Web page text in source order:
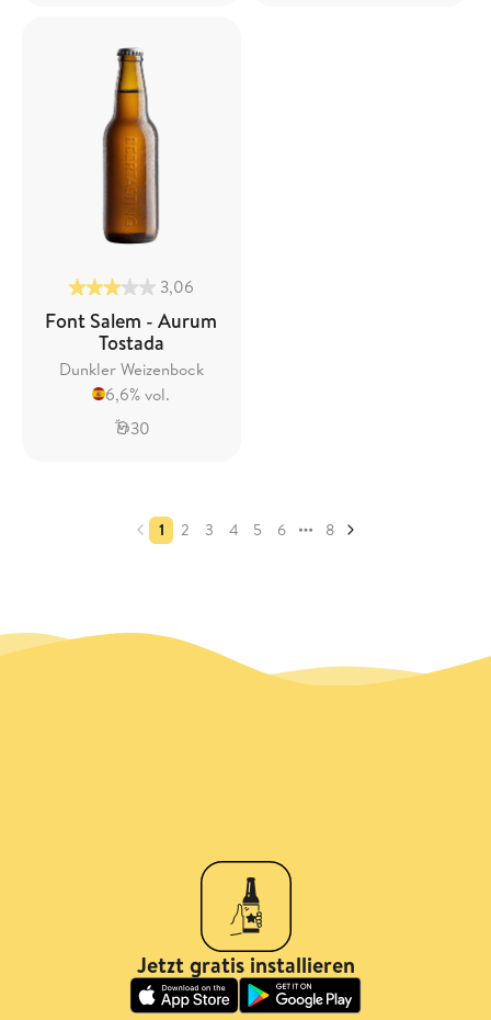
3,06
Font Salem - Aurum
Tostada
Dunkler Weizenbock
6,6% vol.
30
1 2 3 4 5 6 8
Jetzt gratis installieren